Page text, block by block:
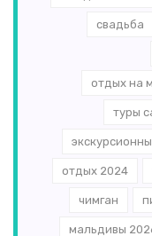
свадьба
отдых на
туры
отдых 2024
чимган
мальдивы